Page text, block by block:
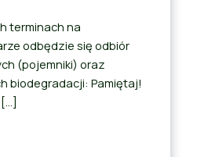
terminach na
odbędzie się odbiór
(pojemniki) oraz
biodegradacji: Pamiętaj!